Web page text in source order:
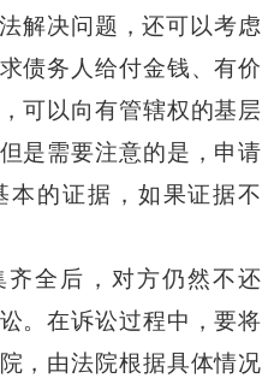
解决问题，还可以考虑
债务人给付金钱、有价
可以向有管辖权的基层
是需要注意的是，申请
本的证据，如果证据不
全后，对方仍然不还
。在诉讼过程中，要将
，由法院根据具体情况